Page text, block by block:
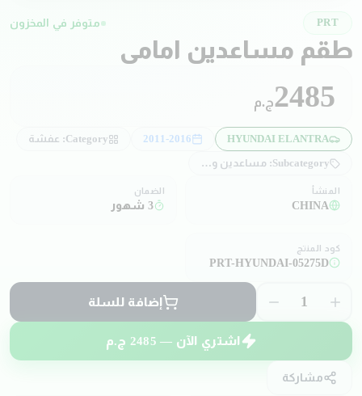
PRT متوفر في المخزون
طقم مساعدين امامي
2485ج.م
HYUNDAI ELANTRA
2011-2016
Category: عفشة
Subcategory: مساعدين و صدادات
المنشأ
CHINA
الضمان
3 شهور
كود المنتج
PRT-HYUNDAI-05275D
1 إضافة للسلة
اشتري الآن — 2485 ج.م
مشاركة